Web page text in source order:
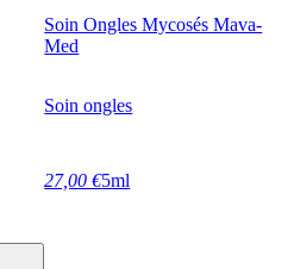
Soin Ongles Mycosés Mava-
Med
Soin ongles
27,00 €5ml